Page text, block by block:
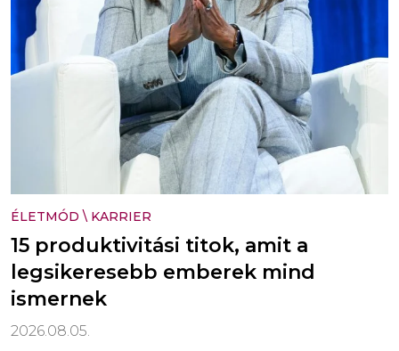
ÉLETMÓD \ KARRIER
15 produktivitási titok, amit a
legsikeresebb emberek mind
ismernek
2026.08.05.